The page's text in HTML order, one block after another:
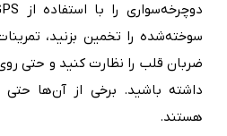
سوخته‌شده را تخمین بزنید،
ضربان قلب را نظارت کنید و حتی
داشته باشید. برخی از آن‌ها حتی
هستند.